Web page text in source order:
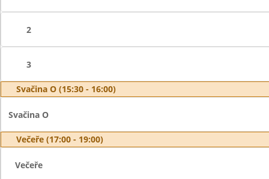
2
3
Svačina O (15:30 - 16:00)
Svačina O
Večeře (17:00 - 19:00)
Večeře